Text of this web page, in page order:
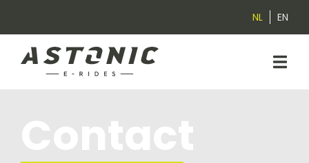
NL EN